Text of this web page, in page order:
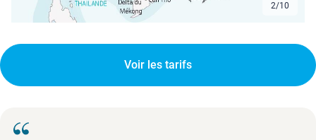
3/10
Voir les tarifs